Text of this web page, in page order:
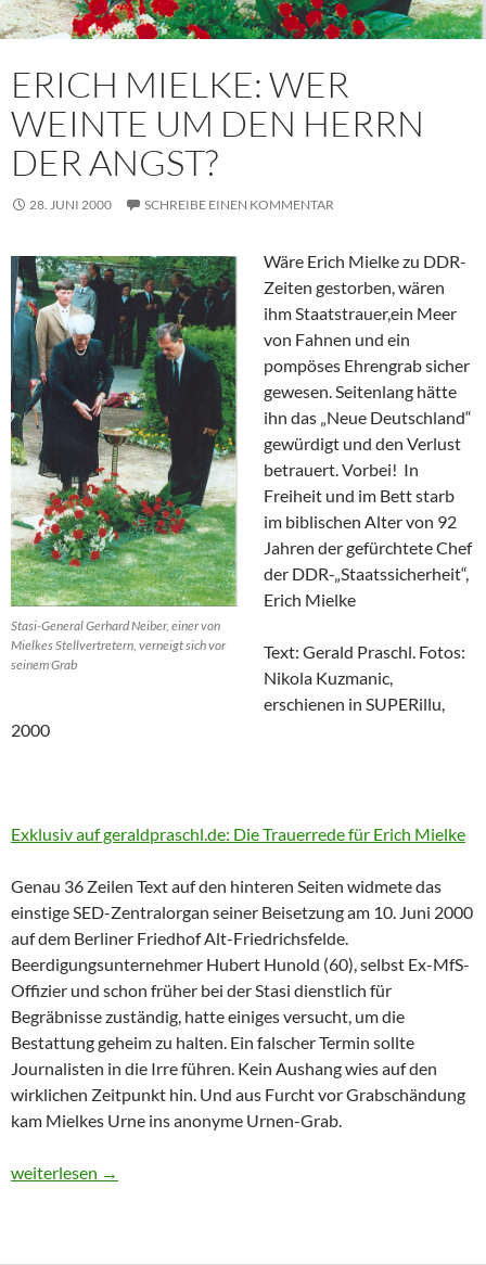
ERICH MIELKE: WER
WEINTE UM DEN HERRN
DER ANGST?
28. JUNI 2000 SCHREIBE EINEN KOMMENTAR
Stasi-General Gerhard Neiber, einer von
Mielkes Stellvertretern, verneigt sich vor
seinem Grab
Wäre Erich Mielke zu DDR-
Zeiten gestorben, wären
ihm Staatstrauer,ein Meer
von Fahnen und ein
pompöses Ehrengrab sicher
gewesen. Seitenlang hätte
ihn das „Neue Deutschland“
gewürdigt und den Verlust
betrauert. Vorbei! In
Freiheit und im Bett starb
im biblischen Alter von 92
Jahren der gefürchtete Chef
der DDR-„Staatssicherheit“,
Erich Mielke
Text: Gerald Praschl. Fotos:
Nikola Kuzmanic,
erschienen in SUPERillu,
2000
Exklusiv auf geraldpraschl.de: Die Trauerrede für Erich Mielke
Genau 36 Zeilen Text auf den hinteren Seiten widmete das
einstige SED-Zentralorgan seiner Beisetzung am 10. Juni 2000
auf dem Berliner Friedhof Alt-Friedrichsfelde.
Beerdigungsunternehmer Hubert Hunold (60), selbst Ex-MfS-
Offizier und schon früher bei der Stasi dienstlich für
Begräbnisse zuständig, hatte einiges versucht, um die
Bestattung geheim zu halten. Ein falscher Termin sollte
Journalisten in die Irre führen. Kein Aushang wies auf den
wirklichen Zeitpunkt hin. Und aus Furcht vor Grabschändung
kam Mielkes Urne ins anonyme Urnen-Grab.
Erich Mielke: Wer weinte um den Herrn der Angst?
weiterlesen →